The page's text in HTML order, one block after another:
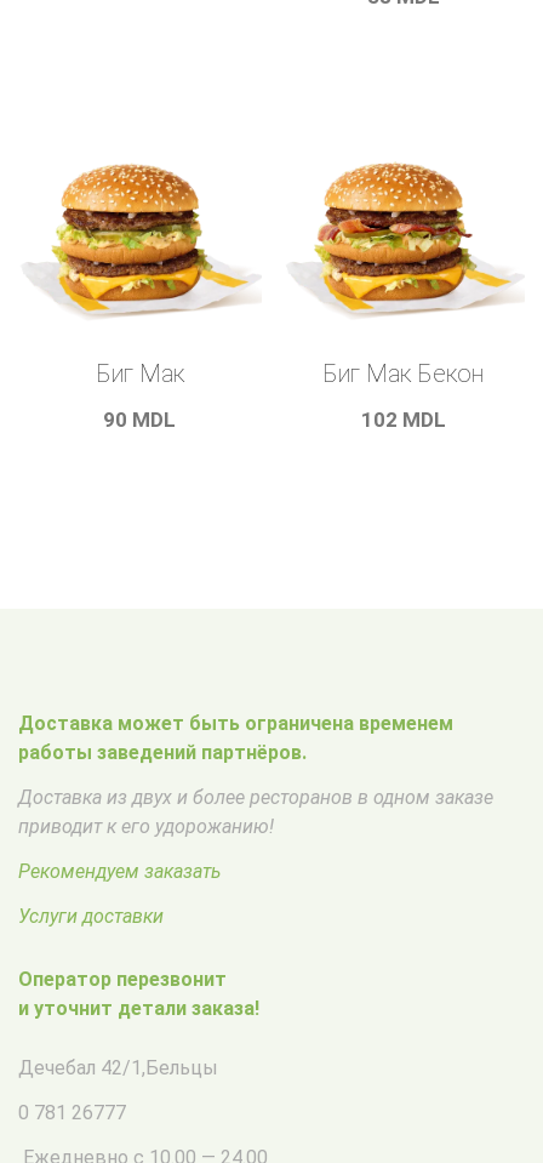
Биг Мак
90 MDL
Биг Мак Бекон
102 MDL
Доставка может быть ограничена временем
работы заведений партнёров.
Доставка из двух и более ресторанов в одном заказе
приводит к его удорожанию!
Рекомендуем заказать
Услуги доставки
Оператор перезвонит
и уточнит детали заказа!
Дечебал 42/1,Бельцы
0 781 26777
Ежедневно с 10.00 — 24.00